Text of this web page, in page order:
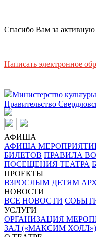
Спасибо Вам за
Написать электронное
Министерство
Правительство
АФИША
АФИША
БИЛЕТОВ ПРАВИЛА
ПОСЕЩЕНИЯ ТЕАТРА
ПРОЕКТЫ
ВЗРОСЛЫМ ДЕТЯМ
НОВОСТИ
ВСЕ НОВОСТИ
УСЛУГИ
ОРГАНИЗАЦИЯ
ЗАЛ («МАКСИМ ХОЛЛ»)